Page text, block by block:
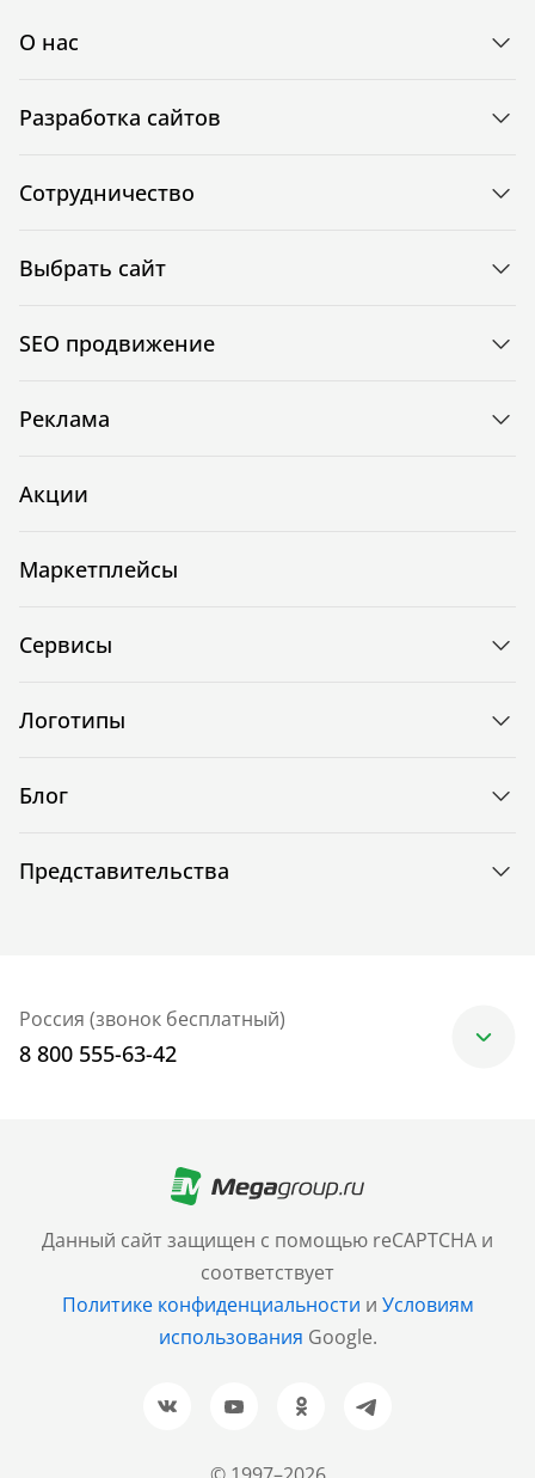
Данный сайт защищен с помощью reCAPTCHA и
соответствует
Политике конфиденциальности и Условиям
использования Google.
О нас
Разработка сайтов
Сотрудничество
Выбрать сайт
SEO продвижение
Реклама
Акции
Маркетплейсы
Сервисы
Логотипы
Блог
Представительства
Россия (звонок бесплатный)
8 800 555-63-42
+7 (499) 705-30-10
Санкт-Петербург
+7 (812) 600-77-33
Барнаул
+7 (961) 999-93-93
Новосибирск